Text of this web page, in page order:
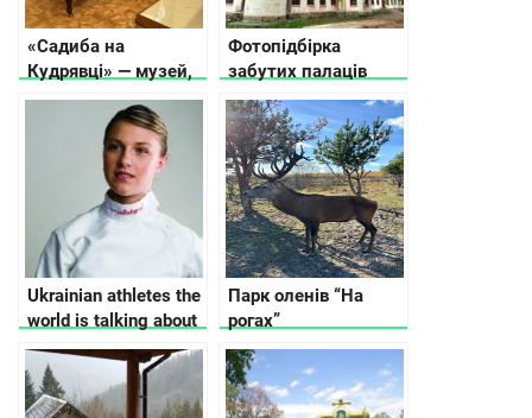
«Садиба на
Кудрявці» — музей,
якого не повинно
було бути
Фотопідбірка
забутих палаців
України
Ukrainian athletes the
world is talking about
Парк оленів “На
рогах”